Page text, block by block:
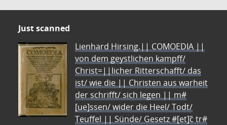
Just scanned
Lienhard Hirsing.|| COMOEDIA ||
von dem geystlichen kampff/
Christ=||licher Ritterschafft/ das
ist/ wie die || Christen aus warheit
der schrifft/ sich legen || m#
[ue]ssen/ wider die Heel/ Todt/
Teuffel || Sünde/ Gesetz #[et]c̃ tr#